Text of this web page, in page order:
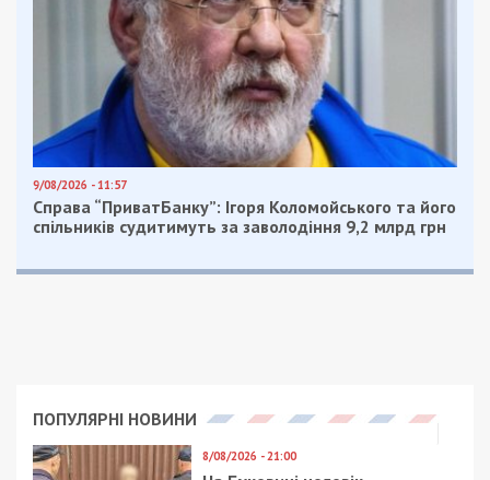
9/08/2026 - 11:57
Справа “ПриватБанку”: Ігоря Коломойського та його
спільників судитимуть за заволодіння 9,2 млрд грн
ПОПУЛЯРНІ НОВИНИ
8/08/2026 - 21:00